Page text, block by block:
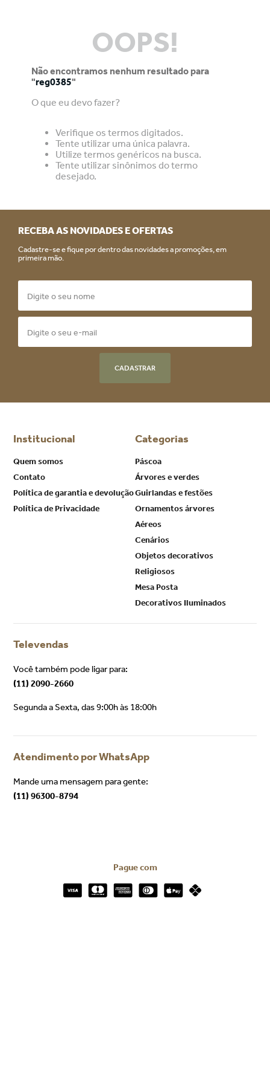
OOPS!
Não encontramos nenhum resultado para
"reg0385"
O que eu devo fazer?
Verifique os termos digitados.
Tente utilizar uma única palavra.
Utilize termos genéricos na busca.
Tente utilizar sinônimos do termo
desejado.
RECEBA AS NOVIDADES E OFERTAS
Cadastre-se e fique por dentro das novidades a promoções, em
primeira mão.
CADASTRAR
Institucional
Quem somos
Contato
Política de garantia e devolução
Política de Privacidade
Categorias
Páscoa
Árvores e verdes
Guirlandas e festões
Ornamentos árvores
Aéreos
Cenários
Objetos decorativos
Religiosos
Mesa Posta
Decorativos Iluminados
Televendas
Você também pode ligar para:
(11) 2090-2660
Segunda a Sexta, das 9:00h às 18:00h
Atendimento por WhatsApp
Mande uma mensagem para gente:
(11) 96300-8794
Pague com